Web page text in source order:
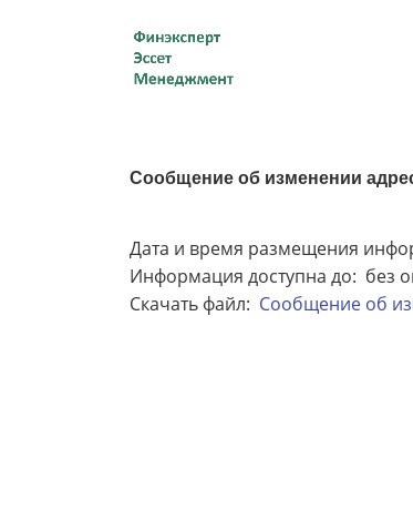
Сообщение об изменении
Дата и время размещения
Информация доступна до: без
Скачать файл: Сообщение об